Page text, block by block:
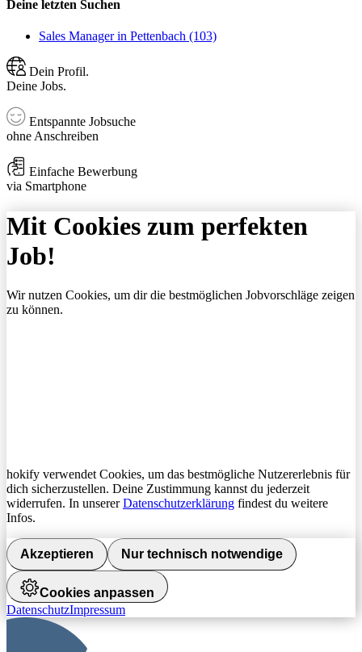
Deine letzten Suchen
Sales Manager in Pettenbach (103)
Dein Profil.
Deine Jobs.
Entspannte Jobsuche
ohne Anschreiben
Einfache Bewerbung
via Smartphone
Mit Cookies zum perfekten
Job!
Wir nutzen Cookies, um dir die bestmöglichen Jobvorschläge zeigen
zu können.
hokify verwendet Cookies, um das bestmögliche Nutzererlebnis für
dich sicherzustellen. Deine Zustimmung kannst du jederzeit
widerrufen. In unsererDatenschutzerklärung findest du weitere
Infos.
Akzeptieren Nur technisch notwendige
Cookies anpassen
DatenschutzImpressum